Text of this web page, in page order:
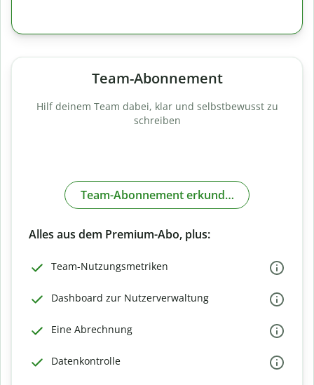
Team-Abonnement
Hilf deinem Team dabei, klar und selbstbewusst zu
schreiben
Team-Abonnement erkunden
Alles aus dem Premium-Abo, plus:
Team-Nutzungsmetriken
Dashboard zur Nutzerverwaltung
Eine Abrechnung
Datenkontrolle